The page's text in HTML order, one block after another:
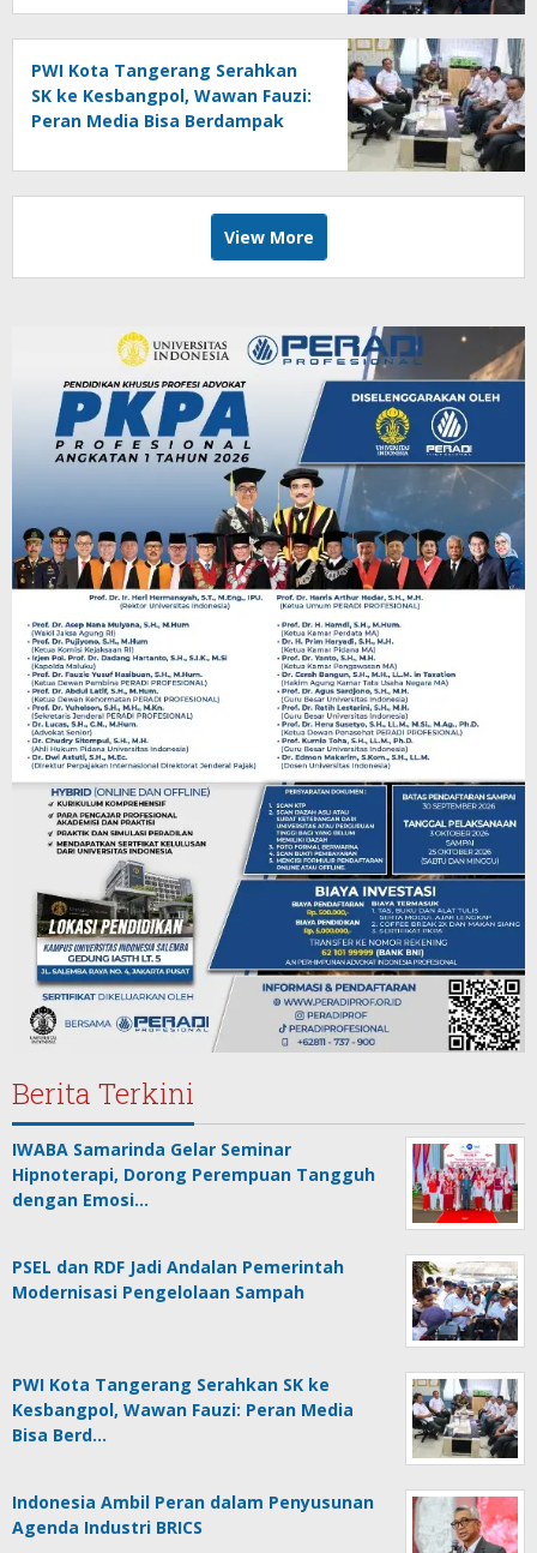
PWI Kota Tangerang Serahkan
SK ke Kesbangpol, Wawan Fauzi:
Peran Media Bisa Berdampak
View More
Berita Terkini
IWABA Samarinda Gelar Seminar
Hipnoterapi, Dorong Perempuan Tangguh
dengan Emosi…
PSEL dan RDF Jadi Andalan Pemerintah
Modernisasi Pengelolaan Sampah
PWI Kota Tangerang Serahkan SK ke
Kesbangpol, Wawan Fauzi: Peran Media
Bisa Berd…
Indonesia Ambil Peran dalam Penyusunan
Agenda Industri BRICS